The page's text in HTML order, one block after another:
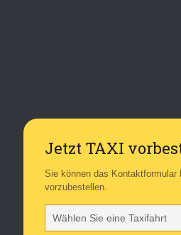
Jetzt TAXI
Sie können das Kontaktformular
vorzubestellen.